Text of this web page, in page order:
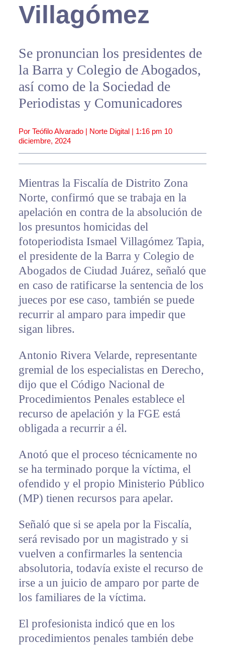
Villagómez
Se pronuncian los presidentes de
la Barra y Colegio de Abogados,
así como de la Sociedad de
Periodistas y Comunicadores
Por Teófilo Alvarado | Norte Digital | 1:16 pm 10
diciembre, 2024
Mientras la Fiscalía de Distrito Zona
Norte, confirmó que se trabaja en la
apelación en contra de la absolución de
los presuntos homicidas del
fotoperiodista Ismael Villagómez Tapia,
el presidente de la Barra y Colegio de
Abogados de Ciudad Juárez, señaló que
en caso de ratificarse la sentencia de los
jueces por ese caso, también se puede
recurrir al amparo para impedir que
sigan libres.
Antonio Rivera Velarde, representante
gremial de los especialistas en Derecho,
dijo que el Código Nacional de
Procedimientos Penales establece el
recurso de apelación y la FGE está
obligada a recurrir a él.
Anotó que el proceso técnicamente no
se ha terminado porque la víctima, el
ofendido y el propio Ministerio Público
(MP) tienen recursos para apelar.
Señaló que si se apela por la Fiscalía,
será revisado por un magistrado y si
vuelven a confirmarles la sentencia
absolutoria, todavía existe el recurso de
irse a un juicio de amparo por parte de
los familiares de la víctima.
El profesionista indicó que en los
procedimientos penales también debe